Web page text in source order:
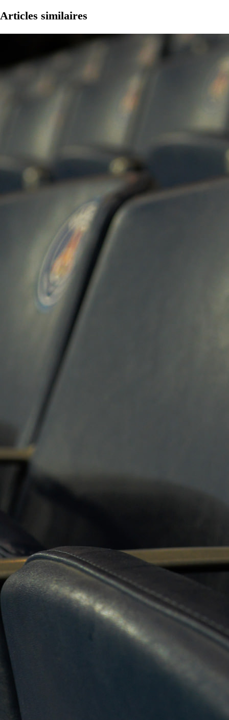
Articles similaires